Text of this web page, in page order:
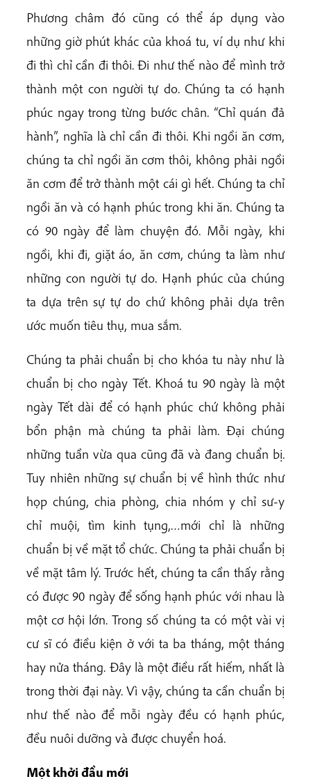
Phương châm đó cũng có thể áp dụng vào
những giờ phút khác của khoá tu, ví dụ như khi
đi thì chỉ cần đi thôi. Đi như thế nào để mình trở
thành một con người tự do. Chúng ta có hạnh
phúc ngay trong từng bước chân. “Chỉ quán đả
hành”, nghĩa là chỉ cần đi thôi. Khi ngồi ăn cơm,
chúng ta chỉ ngồi ăn cơm thôi, không phải ngồi
ăn cơm để trở thành một cái gì hết. Chúng ta chỉ
ngồi ăn và có hạnh phúc trong khi ăn. Chúng ta
có 90 ngày để làm chuyện đó. Mỗi ngày, khi
ngồi, khi đi, giặt áo, ăn cơm, chúng ta làm như
những con người tự do. Hạnh phúc của chúng
ta dựa trên sự tự do chứ không phải dựa trên
ước muốn tiêu thụ, mua sắm.
Chúng ta phải chuẩn bị cho khóa tu này như là
chuẩn bị cho ngày Tết. Khoá tu 90 ngày là một
ngày Tết dài để có hạnh phúc chứ không phải
bổn phận mà chúng ta phải làm. Đại chúng
những tuần vừa qua cũng đã và đang chuẩn bị.
Tuy nhiên những sự chuẩn bị về hình thức như
họp chúng, chia phòng, chia nhóm y chỉ sư-y
chỉ muội, tìm kinh tụng,…mới chỉ là những
chuẩn bị về mặt tổ chức. Chúng ta phải chuẩn bị
về mặt tâm lý. Trước hết, chúng ta cần thấy rằng
có được 90 ngày để sống hạnh phúc với nhau là
một cơ hội lớn. Trong số chúng ta có một vài vị
cư sĩ có điều kiện ở với ta ba tháng, một tháng
hay nửa tháng. Đây là một điều rất hiếm, nhất là
trong thời đại này. Vì vậy, chúng ta cần chuẩn bị
như thế nào để mỗi ngày đều có hạnh phúc,
đều nuôi dưỡng và được chuyển hoá.
Một khởi đầu mới